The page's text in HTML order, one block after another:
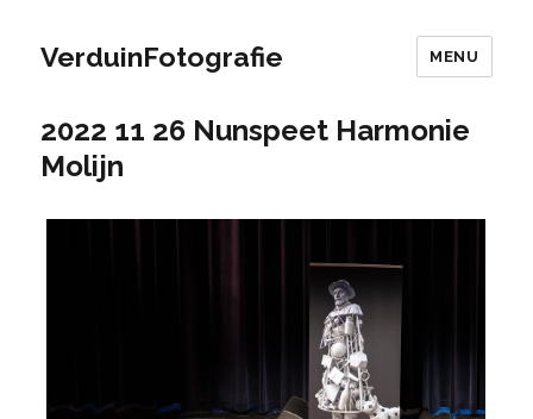
VerduinFotografie MENU
2022 11 26 Nunspeet Harmonie
Molijn